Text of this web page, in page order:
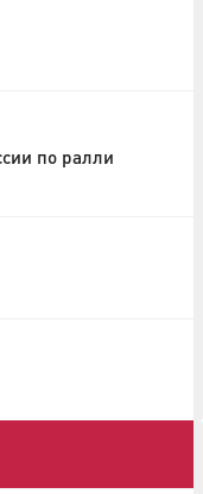
по ралли